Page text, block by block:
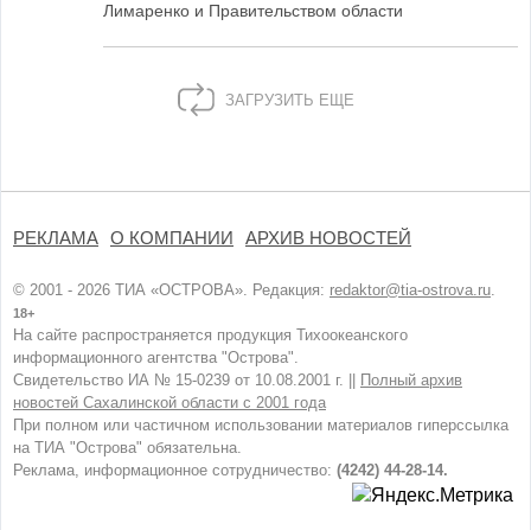
Лимаренко и Правительством области
ЗАГРУЗИТЬ ЕЩЕ
РЕКЛАМА О КОМПАНИИ АРХИВ НОВОСТЕЙ
© 2001 - 2026 ТИА «ОСТРОВА». Редакция: redaktor@tia-ostrova.ru.
18+
На сайте распространяется продукция Тихоокеанского
информационного агентства "Острова".
Свидетельство ИА № 15-0239 от 10.08.2001 г. ||
Полный архив
новостей Сахалинской области с 2001 года
При полном или частичном использовании материалов гиперссылка
на ТИА "Острова" обязательна.
Реклама, информационное сотрудничество: (4242) 44-28-14.